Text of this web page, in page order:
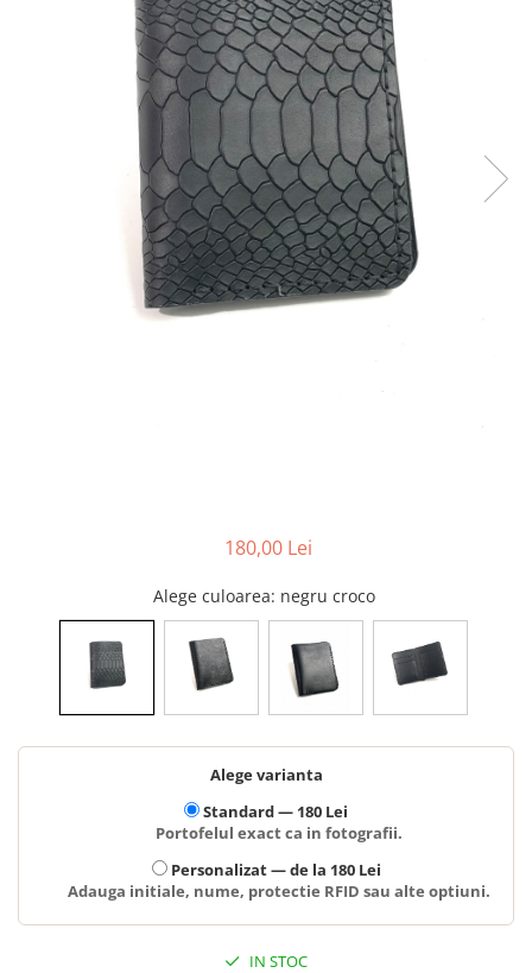
180,00 Lei
Alege culoarea: negru croco
Alege varianta
Standard — 180 Lei
Portofelul exact ca in fotografii.
Personalizat —de la 180 Lei
Adauga initiale, nume, protectie RFID sau alte optiuni.
IN STOC